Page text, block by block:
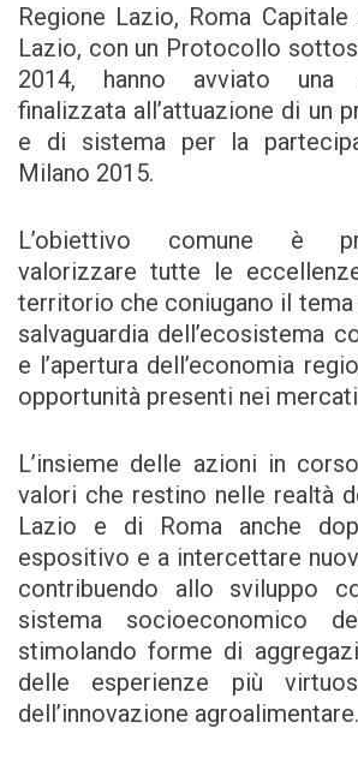
Regione Lazio, Roma Capitale
Lazio, con un Protocollo
2014, hanno avviato una
finalizzata all’attuazione di un
e di sistema per la
Milano 2015.
L’obiettivo comune è
valorizzare tutte le
territorio che coniugano il
salvaguardia dell’ecosistema
e l’apertura dell’economia
opportunità presenti nei
L’insieme delle azioni in
valori che restino nelle realtà
Lazio e di Roma anche
espositivo e a intercettare
contribuendo allo sviluppo
sistema socioeconomico
stimolando forme di
delle esperienze più
dell’innovazione agroalimentare.